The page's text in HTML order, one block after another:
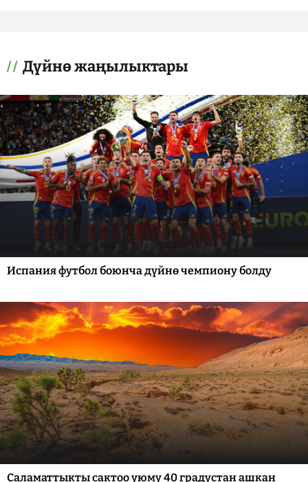
Дүйнө жаңылыктары
Испания футбол боюнча дүйнө чемпиону болду
Саламаттыкты сактоо уюму 40 градустан ашкан